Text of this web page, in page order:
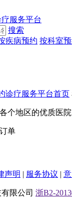
搜索
疾病预约 按科室
诊疗服务平台首页
个地区的优质医院
单
声明 | 服务协议 |
限公司 浙B2-